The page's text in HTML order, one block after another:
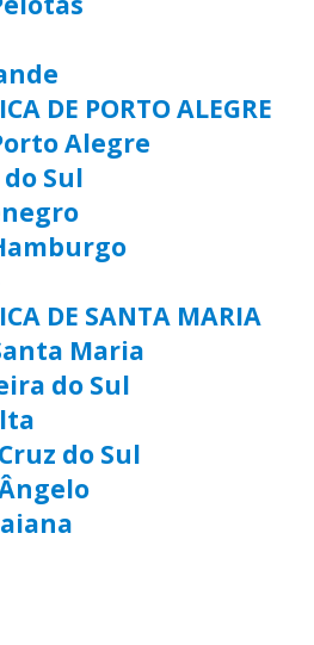
DE PORTO ALEGRE
Alegre
Sul
DE SANTA MARIA
Maria
do Sul
do Sul